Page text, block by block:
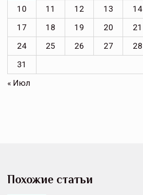
10
11 12 13 14
17
18 19 20 21
24
25 26 27 28
31
« Июл
Похожие статьи